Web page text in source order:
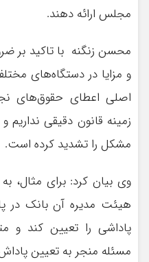
مجلس ارائه دهند.
محسن زنگنه با تاکید بر
و مزایا در دستگاه‌های
اصلی اعطای حقوق‌های
زمینه قانون دقیقی
مشکل را تشدید کرده است.
وی بیان کرد: برای مثال،
هیئت مدیره آن بانک در
پاداشی را تعیین کند و
مسئله منجر به تعیین